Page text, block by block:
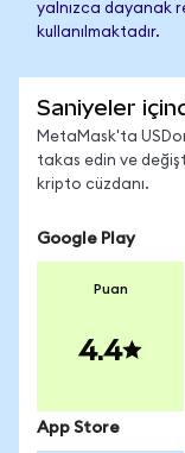
yalnızca dayanak
kullanılmaktadır.
Saniyeler
MetaMask'ta
takas edin ve
kripto cüzdanı.
Google Play
Puan
4.4
App Store